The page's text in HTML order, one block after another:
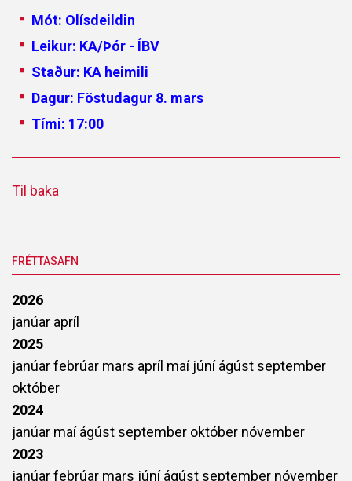
Mót: Olísdeildin
Leikur: KA/Þór - ÍBV
Staður: KA heimili
Dagur: Föstudagur 8. mars
Tími: 17:00
Til baka
FRÉTTASAFN
2026
janúar apríl
2025
janúarfebrúar mars apríl maí júníágúst september
október
2024
janúar maíágúst september október nóvember
2023
janúarfebrúar mars júníágúst september nóvember